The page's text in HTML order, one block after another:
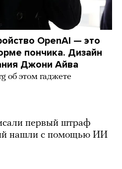
OpenAI — это
пончика. Дизайн
Джони Айва
об этом гаджете
первый штраф
нашли с помощью ИИ